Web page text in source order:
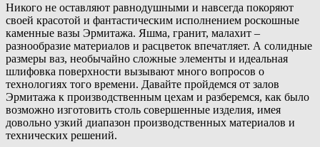
Никого не оставляют равнодушными и навсегда покоряют
своей красотой и фантастическим исполнением роскошные
каменные вазы Эрмитажа. Яшма, гранит, малахит –
разнообразие материалов и расцветок впечатляет. А солидные
размеры ваз, необычайно сложные элементы и идеальная
шлифовка поверхности вызывают много вопросов о
технологиях того времени. Давайте пройдемся от залов
Эрмитажа к производственным цехам и разберемся, как было
возможно изготовить столь совершенные изделия, имея
довольно узкий диапазон производственных материалов и
технических решений.